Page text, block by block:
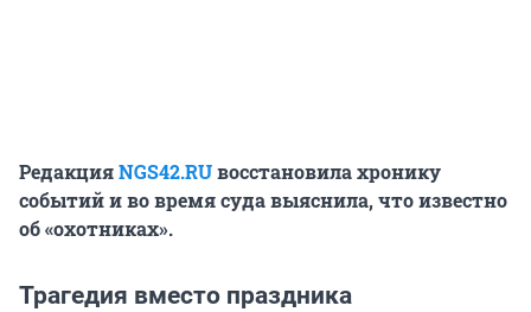
РедакцияNGS42.RUвосстановила хронику
событий и во время суда выяснила, что известно
об «охотниках».
Трагедия вместо праздника